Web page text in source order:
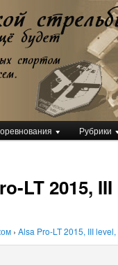
Рубрики
LT 2015,
› Alsa Pro-LT 2015, III